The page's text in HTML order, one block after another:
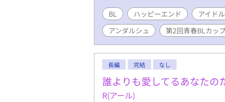
ない悩みが
どう応える
の恋と未来
ーム・ラブ
BL ハッピーエンド アイドル
アンダルシュ
第2回青春BLカッ
長編 完結 なし
誰よりも愛してるあなたの
R(アール)